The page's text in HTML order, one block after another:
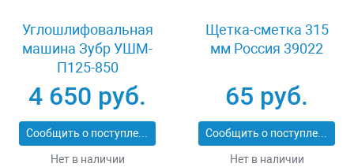
Углошлифовальная
машина Зубр УШМ-
П125-850
4 650 руб.
Сообщить о поступлении
Нет в наличии
Щетка-сметка 315
мм Россия 39022
65 руб.
Сообщить о поступлении
Нет в наличии